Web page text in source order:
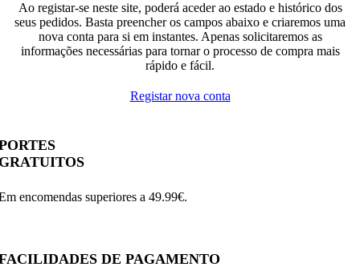
Ao registar-se neste site, poderá aceder ao estado e histórico dos
seus pedidos. Basta preencher os campos abaixo e criaremos uma
nova conta para si em instantes. Apenas solicitaremos as
informações necessárias para tornar o processo de compra mais
rápido e fácil.
Registar nova conta
encomendas superiores a 49.99€.
DE PAGAMENTO